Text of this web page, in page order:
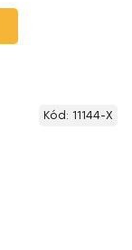
Kód: 11144-X